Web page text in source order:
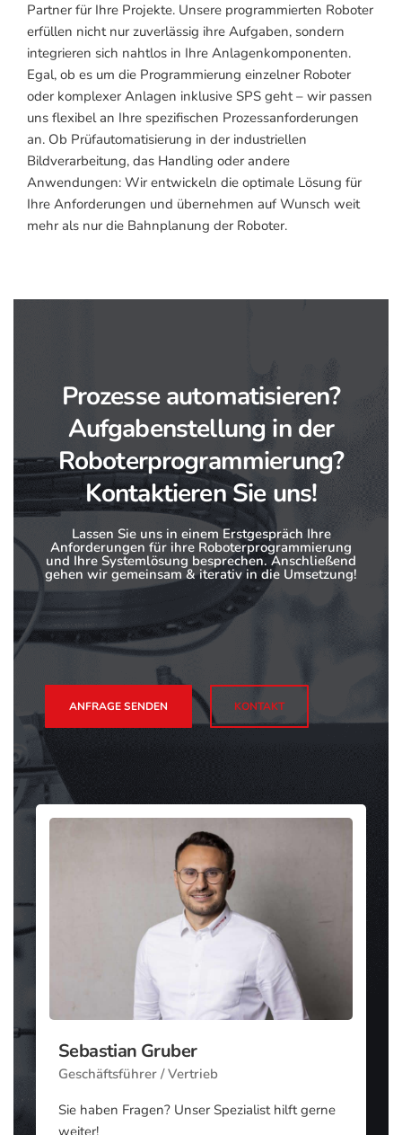
Partner für Ihre Projekte. Unsere programmierten Roboter
erfüllen nicht nur zuverlässig ihre Aufgaben, sondern
integrieren sich nahtlos in Ihre Anlagenkomponenten.
Egal, ob es um die Programmierung einzelner Roboter
oder komplexer Anlagen inklusive SPS geht – wir passen
uns flexibel an Ihre spezifischen Prozessanforderungen
an. Ob Prüfautomatisierung in der industriellen
Bildverarbeitung, das Handling oder andere
Anwendungen: Wir entwickeln die optimale Lösung für
Ihre Anforderungen und übernehmen auf Wunsch weit
mehr als nur die Bahnplanung der Roboter.
Prozesse automatisieren?
Aufgabenstellung in der
Roboterprogrammierung?
Kontaktieren Sie uns!
Lassen Sie uns in einem Erstgespräch Ihre
Anforderungen für ihre Roboterprogrammierung
und Ihre Systemlösung besprechen. Anschließend
gehen wir gemeinsam & iterativ in die Umsetzung!
ANFRAGE SENDEN KONTAKT
Sebastian Gruber
Geschäftsführer / Vertrieb
Sie haben Fragen? Unser Spezialist hilft gerne